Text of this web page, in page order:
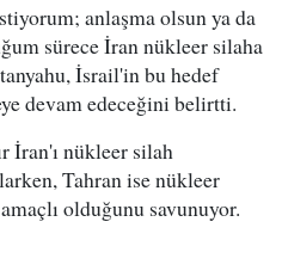
anlaşma olsun ya da
sürece İran nükleer silaha
İsrail'in bu hedef
devam edeceğini belirtti.
İran'ı nükleer silah
Tahran ise nükleer
olduğunu savunuyor.